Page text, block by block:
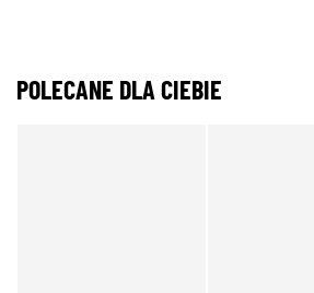
POLECANE DLA CIEBIE